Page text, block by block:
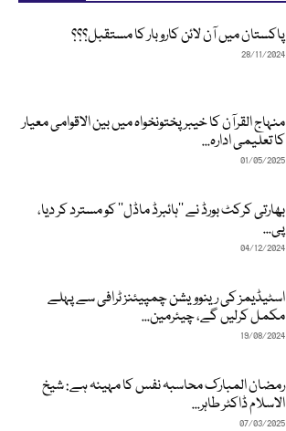
پاکستان میں آن لائن کاروبار کا مستقبل؟؟؟
28/11/2024
منہاج القرآن کا خیبرپختونخواہ میں بین الاقوامی معیار
کا تعلیمی ادارہ...
01/05/2025
بھارتی کرکٹ بورڈ نے ’’ہائبرڈ ماڈل‘‘ کو مسترد کر دیا،
پی...
04/12/2024
اسٹیڈیمز کی رینوویشن چمپیئنز ٹرافی سے پہلے
مکمل کرلیں گے، چیئرمین...
19/08/2024
رمضان المبارک محاسبہ نفس کا مہینہ ہے: شیخ
الاسلام ڈاکٹر طاہر...
07/03/2025